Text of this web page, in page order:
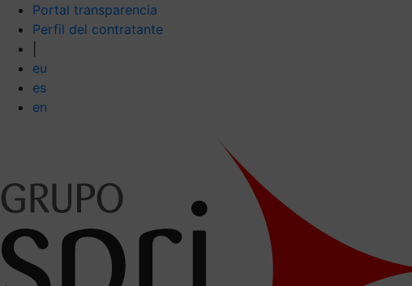
Portal transparencia
Perfil del contratante
eu
es
en